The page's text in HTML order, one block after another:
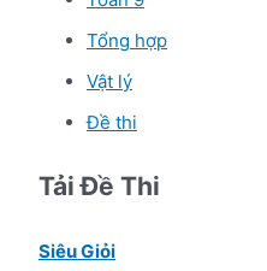
Tổng hợp
Vật lý
Đề thi
Tải Đề Thi
Siêu Giỏi